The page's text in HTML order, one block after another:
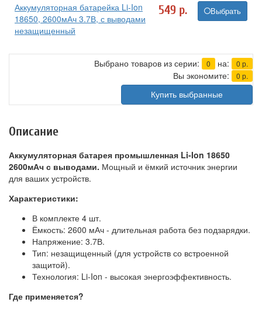
Аккумуляторная батарейка Li-Ion
18650, 2600мАч 3.7В, с выводами
незащищенный
549 р. Выбрать
Выбрано товаров из серии: 0 на: 0 р.
Вы экономите: 0 р.
Купить выбранные
Описание
Аккумуляторная батарея промышленная Li-Ion 18650
2600мАч с выводами. Мощный и ёмкий источник энергии
для ваших устройств.
Характеристики:
В комплекте 4 шт.
Ёмкость: 2600 мАч - длительная работа без подзарядки.
Напряжение: 3.7В.
Тип: незащищенный (для устройств со встроенной
защитой).
Технология: Li-Ion - высокая энергоэффективность.
Где применяется?